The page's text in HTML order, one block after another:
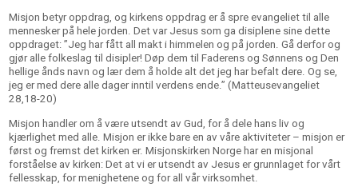
Misjon betyr oppdrag, og kirkens oppdrag er å spre evangeliet til alle
mennesker på hele jorden. Det var Jesus som ga disiplene sine dette
oppdraget: ”Jeg har fått all makt i himmelen og på jorden. Gå derfor og
gjør alle folkeslag til disipler! Døp dem til Faderens og Sønnens og Den
hellige ånds navn og lær dem å holde alt det jeg har befalt dere. Og se,
jeg er med dere alle dager inntil verdens ende.” (Matteusevangeliet
28,18-20)
Misjon handler om å være utsendt av Gud, for å dele hans liv og
kjærlighet med alle. Misjon er ikke bare en av våre aktiviteter – misjon er
først og fremst det kirken er. Misjonskirken Norge har en misjonal
forståelse av kirken: Det at vi er utsendt av Jesus er grunnlaget for vårt
fellesskap, for menighetene og for all vår virksomhet.